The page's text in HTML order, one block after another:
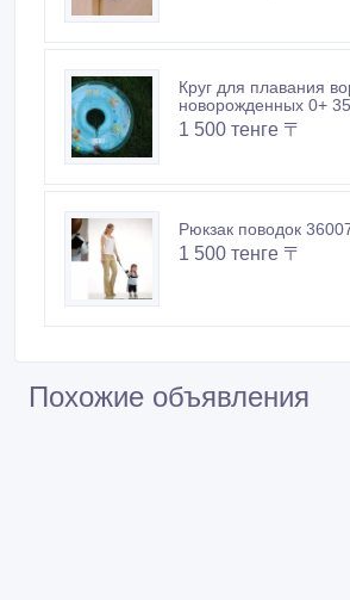
Круг для плавания
новорожденных 0+
1 500 тенге 〒
Рюкзак поводок
1 500 тенге 〒
Похожие объявления